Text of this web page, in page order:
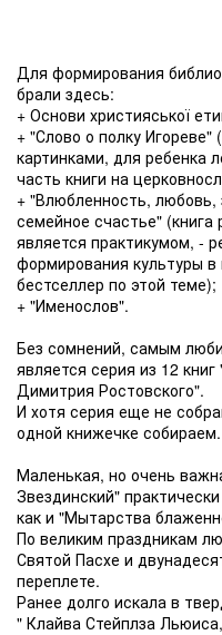
Для формирования
брали здесь:
+ Основи християської
+ "Слово о полку Игореве"
картинками, для ребенка
часть книги на
+ "Влюбленность, любовь,
семейное счастье"
является практикумом, -
формирования культуры в
бестселлер по этой теме);
+ "Именослов".
Без сомнений, самым
является серия из 12
Димитрия Ростовского".
И хотя серия еще не
одной книжечке собираем.
Маленькая, но очень
Звездинский"
как и "Мытарства
По великим праздникам
Святой Пасхе и
переплете.
Ранее долго искала в
" Клайва Стейплза